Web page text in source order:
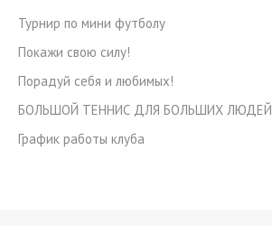
Турнир по мини футболу
Покажи свою силу!
Порадуй себя и любимых!
БОЛЬШОЙ ТЕННИС ДЛЯ БОЛЬШИХ ЛЮДЕЙ
График работы клуба